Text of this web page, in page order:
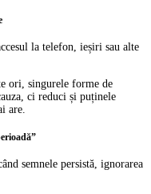
la telefon, ieșiri sau alte
ori, singurele forme de
ci reduci și puținele
are.
semnele persistă, ignorarea